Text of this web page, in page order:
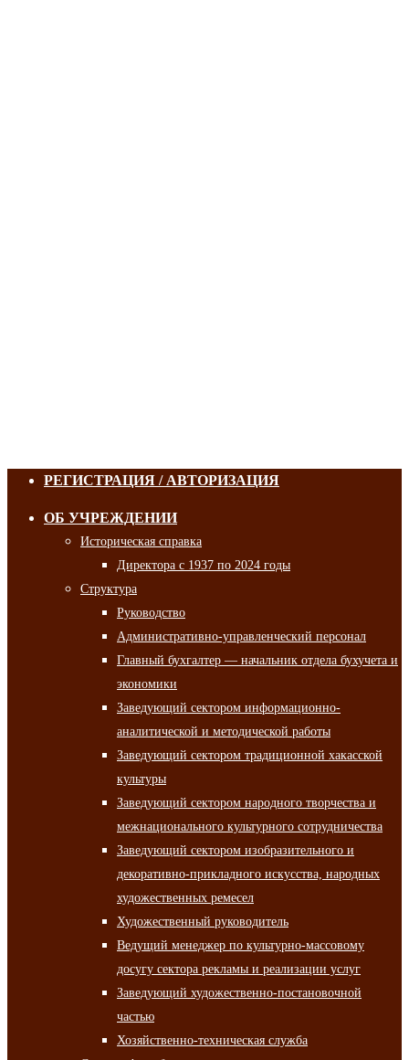
РЕГИСТРАЦИЯ / АВТОРИЗАЦИЯ
ОБ УЧРЕЖДЕНИИ
Историческая справка
Директора с 1937 по 2024 годы
Структура
Руководство
Административно-управленческий персонал
Главный бухгалтер — начальник отдела бухучета и
экономики
Заведующий сектором информационно-
аналитической и методической работы
Заведующий сектором традиционной хакасской
культуры
Заведующий сектором народного творчества и
межнационального культурного сотрудничества
Заведующий сектором изобразительного и
декоративно-прикладного искусства, народных
художественных ремесел
Художественный руководитель
Ведущий менеджер по культурно-массовому
досугу сектора рекламы и реализации услуг
Заведующий художественно-постановочной
частью
Хозяйственно-техническая служба